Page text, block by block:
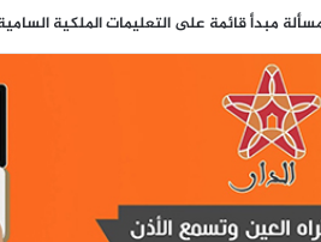
الرقمي لأحداث سبتة..